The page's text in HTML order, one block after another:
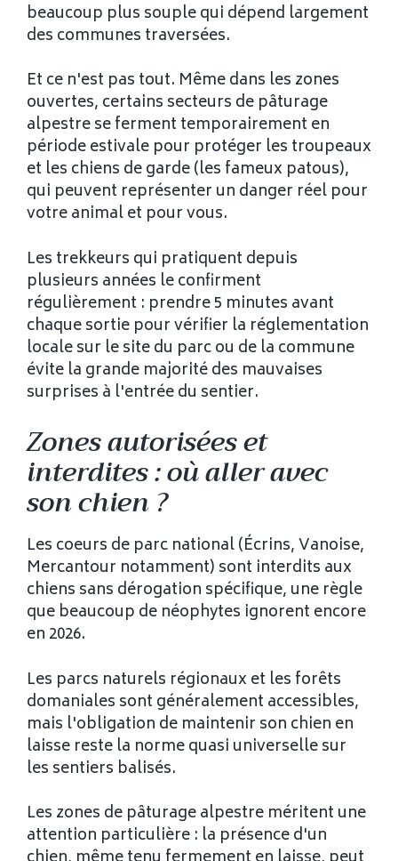
beaucoup plus souple qui dépend largement
des communes traversées.
Et ce n'est pas tout. Même dans les zones
ouvertes, certains secteurs de pâturage
alpestre se ferment temporairement en
période estivale pour protéger les troupeaux
et les chiens de garde (les fameux patous),
qui peuvent représenter un danger réel pour
votre animal et pour vous.
Les trekkeurs qui pratiquent depuis
plusieurs années le confirment
régulièrement : prendre 5 minutes avant
chaque sortie pour vérifier la réglementation
locale sur le site du parc ou de la commune
évite la grande majorité des mauvaises
surprises à l'entrée du sentier.
Zones autorisées et
interdites : où aller avec
son chien ?
Les coeurs de parc national (Écrins, Vanoise,
Mercantour notamment) sont interdits aux
chiens sans dérogation spécifique, une règle
que beaucoup de néophytes ignorent encore
en 2026.
Les parcs naturels régionaux et les forêts
domaniales sont généralement accessibles,
mais l'obligation de maintenir son chien en
laisse reste la norme quasi universelle sur
les sentiers balisés.
Les zones de pâturage alpestre méritent une
attention particulière : la présence d'un